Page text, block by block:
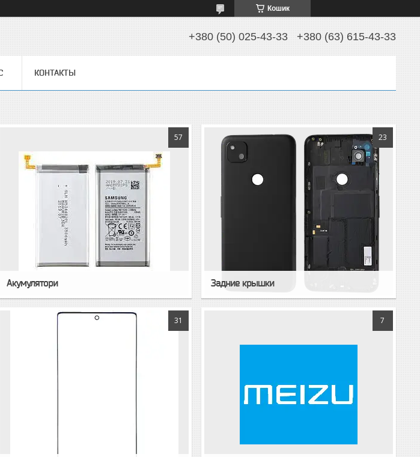
Кошик
+380 (50) 025-43-33 +380 (63) 615-43-33
КОНТАКТЫ
57
Акумулятори
23
Задние крышки
31 7